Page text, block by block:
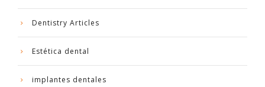
Dentistry Articles
Estética dental
implantes dentales